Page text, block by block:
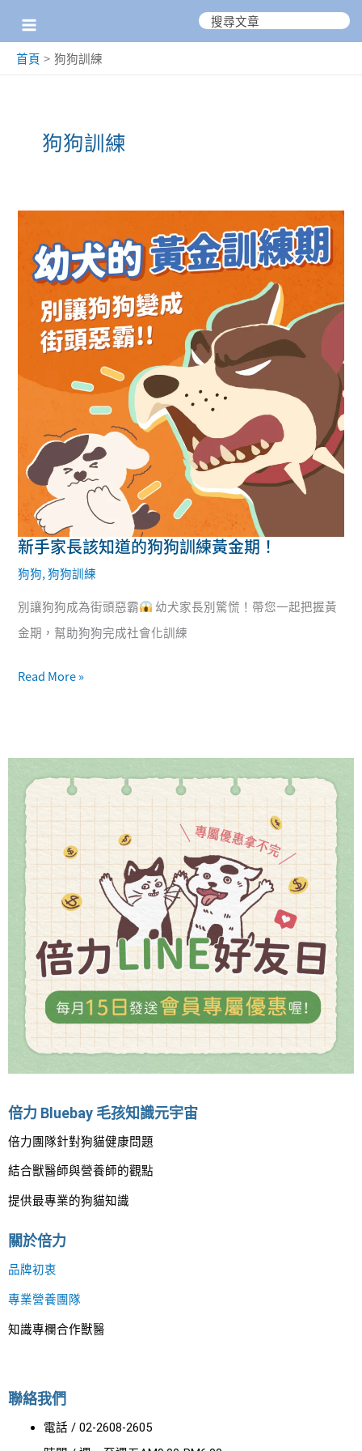
搜
首頁
狗狗訓練
狗狗訓練
新手家長該知道的狗狗訓練黃金期！
狗狗,狗狗訓練
別讓狗狗成為街頭惡霸
幼犬家長別驚慌！帶您一起把握黃
金期，幫助狗狗完成社會化訓練
新
手
家
長
知
狗
狗
訓
練
黃
金
期！
Read More »
倍力 Bluebay 毛孩知識元宇宙
倍力團隊針對狗貓健康問題
結合獸醫師與營養師的觀點
提供最專業的狗貓知識
關於倍力
品牌初衷
專業營養團隊
知識專欄合作獸醫
聯絡我們
電話 / 02-2608-2605